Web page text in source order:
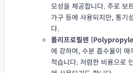
모성을 제공합니다. 주로 보
가구 등에 사용되지만, 통기
다.
폴리프로필렌
에 강하며, 수분 흡수율이 매
적습니다. 저렴한 비용으로